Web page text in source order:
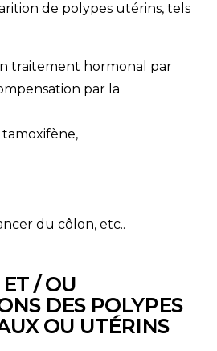
de polypes utérins, tels
traitement hormonal par
par la
du côlon, etc..
/ OU
DES POLYPES
OU UTÉRINS